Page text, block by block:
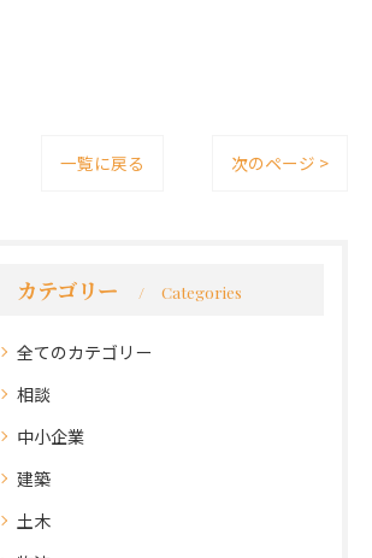
一覧に戻る 次のページ >
カテゴリー Categories
全てのカテゴリー
相談
中小企業
建築
土木